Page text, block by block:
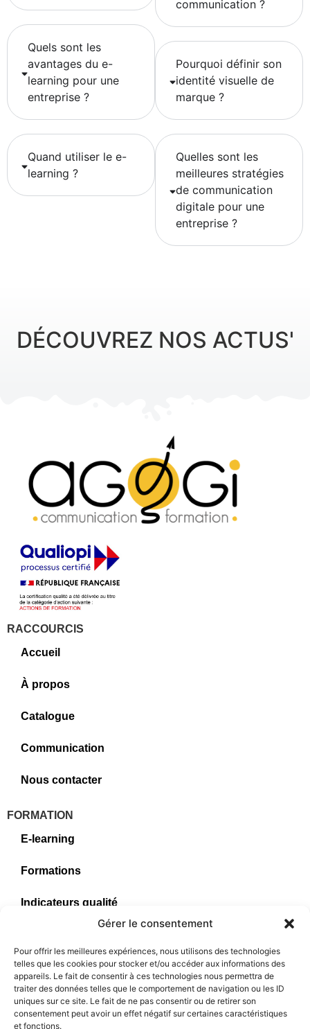
Gérer le consentement
Pour offrir les meilleures expériences, nous utilisons des technologies
telles que les cookies pour stocker et/ou accéder aux informations des
appareils. Le fait de consentir à ces technologies nous permettra de
traiter des données telles que le comportement de navigation ou les ID
uniques sur ce site. Le fait de ne pas consentir ou de retirer son
consentement peut avoir un effet négatif sur certaines caractéristiques
et fonctions.
Quels sont les
avantages du e-
learning pour une
entreprise ?
Quand utiliser le e-
learning ?
communication ?
Pourquoi définir son
identité visuelle de
marque ?
Quelles sont les
meilleures stratégies
de communication
digitale pour une
entreprise ?
DÉCOUVREZ NOS ACTUS'
RACCOURCIS
Accueil
À propos
Catalogue
Communication
Nous contacter
FORMATION
E-learning
Formations
Indicateurs qualité
Consulter le certificat
REJOIGNEZ NOUS
Suivez nous sur nos réseaux sociaux pour restez
informés de nos dernières actualités !